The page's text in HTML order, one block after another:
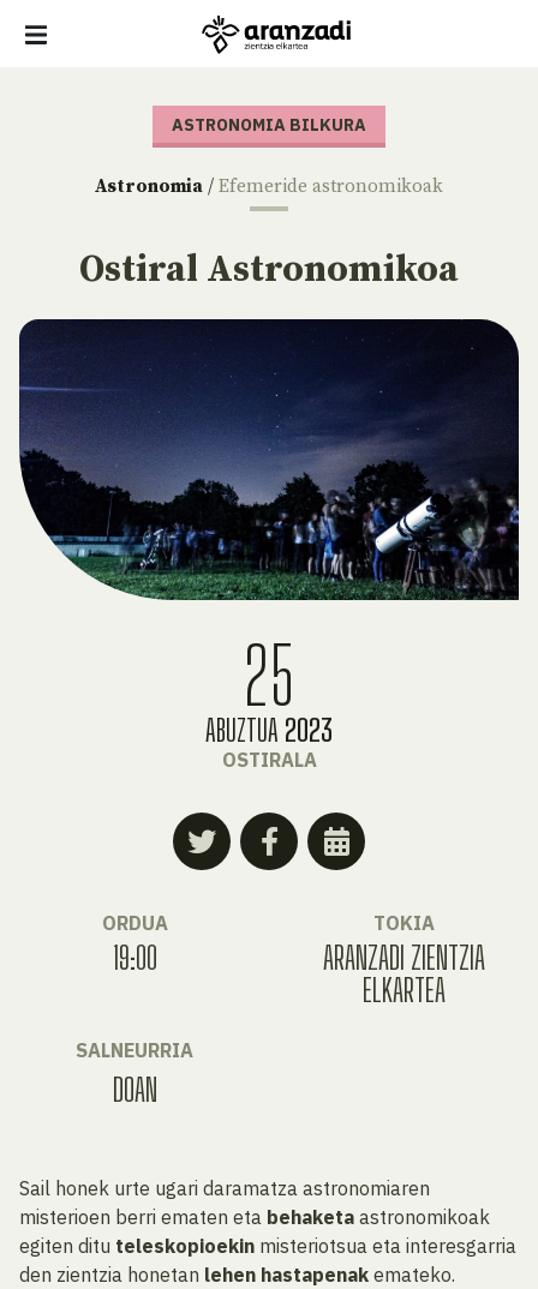
ASTRONOMIA BILKURA
Astronomia / Efemeride astronomikoak
Ostiral Astronomikoa
25
ABUZTUA 2023
OSTIRALA
ORDUA
19:00
TOKIA
ARANZADI ZIENTZIA
ELKARTEA
SALNEURRIA
DOAN
Sail honek urte ugari daramatza astronomiaren
misterioen berri ematen eta behaketa astronomikoak
egiten ditu teleskopioekin misteriotsua eta interesgarria
den zientzia honetan lehen hastapenak emateko.